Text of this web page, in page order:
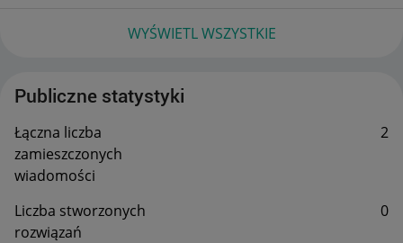
WYŚWIETL WSZYSTKIE
Publiczne statystyki
Łączna liczba
zamieszczonych
wiadomości
2
Liczba stworzonych
rozwiązań
0